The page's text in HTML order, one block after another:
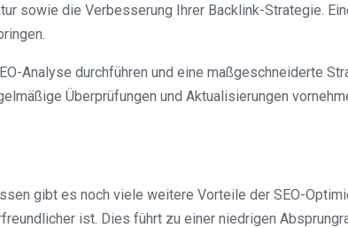
sowie die Verbesserung Ihrer Backlink-Strategie.
Analyse durchführen und eine maßgeschneiderte
Überprüfungen und Aktualisierungen
gibt es noch viele weitere Vorteile der SEO-
ist. Dies führt zu einer niedrigen